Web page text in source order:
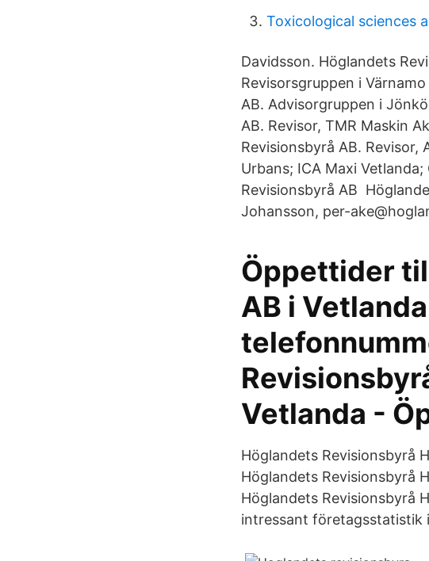
Toxicological sciences
Davidsson. Höglandets
Revisorsgruppen i
AB. Advisorgruppen i
AB. Revisor, TMR Maskin
Revisionsbyrå AB. Revisor,
Urbans; ICA Maxi
Revisionsbyrå AB
Johansson, per-
Öppettider
AB i
Vetlanda -
Höglandets Revisionsbyrå
Höglandets Revisionsbyrå
Höglandets Revisionsbyrå
intressant företagsstatistik